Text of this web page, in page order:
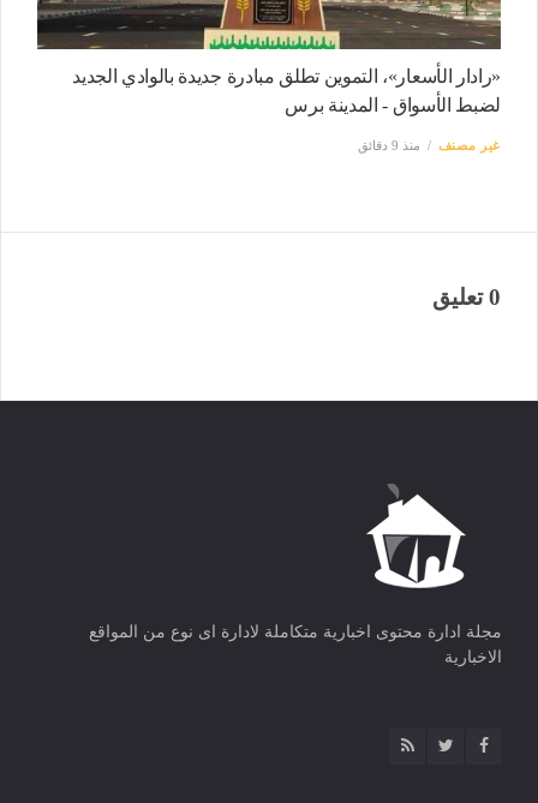
«رادار الأسعار»، التموين تطلق مبادرة جديدة بالوادي الجديد
لضبط الأسواق - المدينة برس
غير مصنف منذ 9 دقائق
0 تعليق
مجلة ادارة محتوى اخبارية متكاملة لادارة اى نوع من المواقع
الاخبارية